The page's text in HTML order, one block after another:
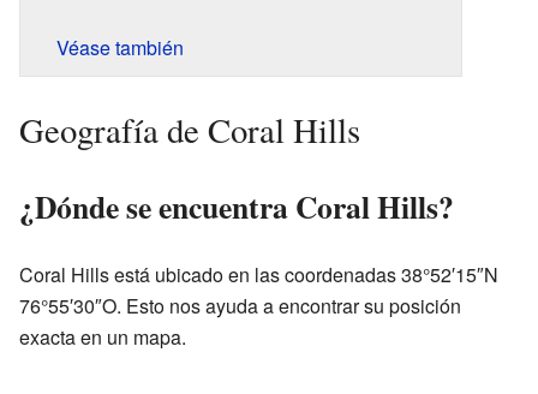
Véase también
Geografía de Coral Hills
¿Dónde se encuentra Coral Hills?
Coral Hills está ubicado en las coordenadas 38°52′15″N
76°55′30″O. Esto nos ayuda a encontrar su posición
exacta en un mapa.